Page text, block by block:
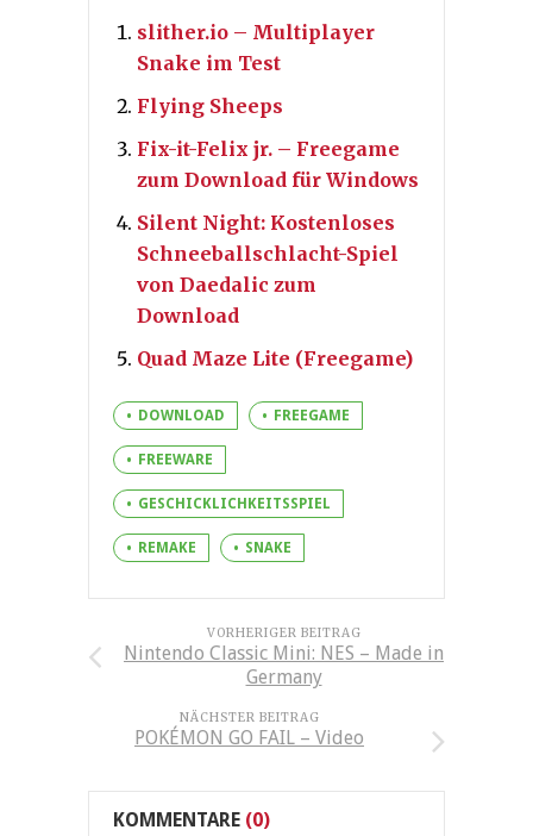
slither.io – Multiplayer
Snake im Test
Flying Sheeps
Fix-it-Felix jr. – Freegame
zum Download für Windows
Silent Night: Kostenloses
Schneeballschlacht-Spiel
von Daedalic zum
Download
Quad Maze Lite (Freegame)
DOWNLOAD FREEGAME
FREEWARE
GESCHICKLICHKEITSSPIEL
REMAKE SNAKE
VORHERIGER BEITRAG
Nintendo Classic Mini: NES – Made in
Germany
NÄCHSTER BEITRAG
POKÉMON GO FAIL – Video
KOMMENTARE (0)